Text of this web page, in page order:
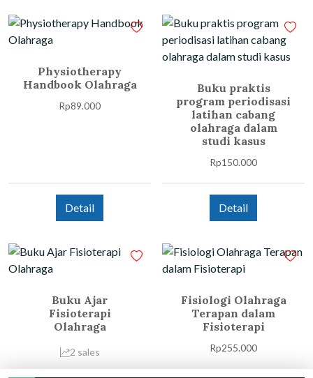
Physiotherapy
Handbook Olahraga
Rp89.000
Detail
Buku praktis
program periodisasi
latihan cabang
olahraga dalam
studi kasus
Rp150.000
Detail
Buku Ajar
Fisioterapi
Olahraga
2 sales
Fisiologi Olahraga
Terapan dalam
Fisioterapi
Rp255.000